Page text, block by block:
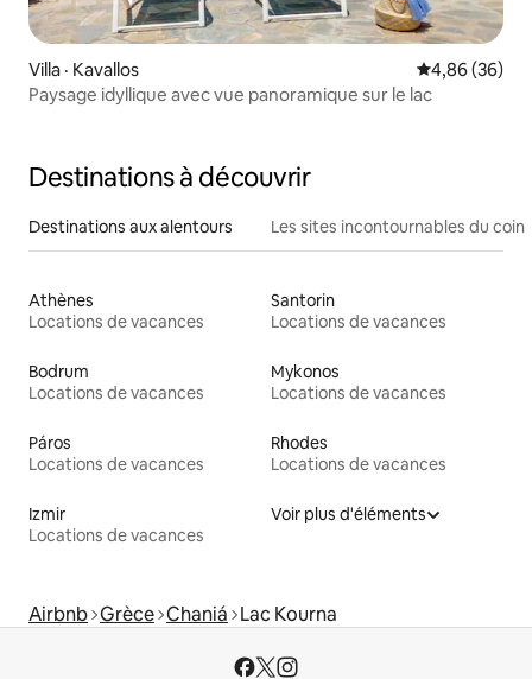
Villa · Kavallos Note
4,86 (36)
Paysage idyllique avec vue panoramique sur le lac
Destinations à découvrir
Destinations aux alentours Les sites incontournables du coin
Athènes
Locations de vacances
Santorin
Locations de vacances
Bodrum
Locations de vacances
Mykonos
Locations de vacances
Páros
Locations de vacances
Rhodes
Locations de vacances
Izmir
Locations de vacances
Voir plus d'éléments
Airbnb Grèce Chaniá Lac Kourna